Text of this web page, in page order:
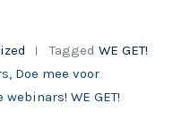
Tagged WE GET!
Doe mee voor
WE GET!